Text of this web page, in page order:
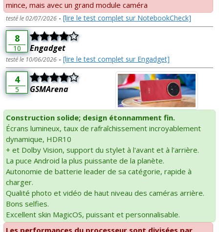
mince, mais avec un grand module caméra
testé le 02/07/2026 - [lire le test complet sur NotebookCheck]
8
10 Engadget
testé le 10/06/2026 - [lire le test complet sur Engadget]
4
5 GSMArena
Construction solide; design étonnamment fin.
Écrans lumineux, taux de rafraîchissement incroyablement
dynamique, HDR10
+ et Dolby Vision, support du stylet à l'avant et à l'arrière.
La puce Android la plus puissante de la planète.
Autonomie de batterie leader de sa catégorie, rapide à
charger.
Qualité photo et vidéo de haut niveau des caméras arrière.
Bons selfies.
Excellent skin MagicOS, puissant et personnalisable.